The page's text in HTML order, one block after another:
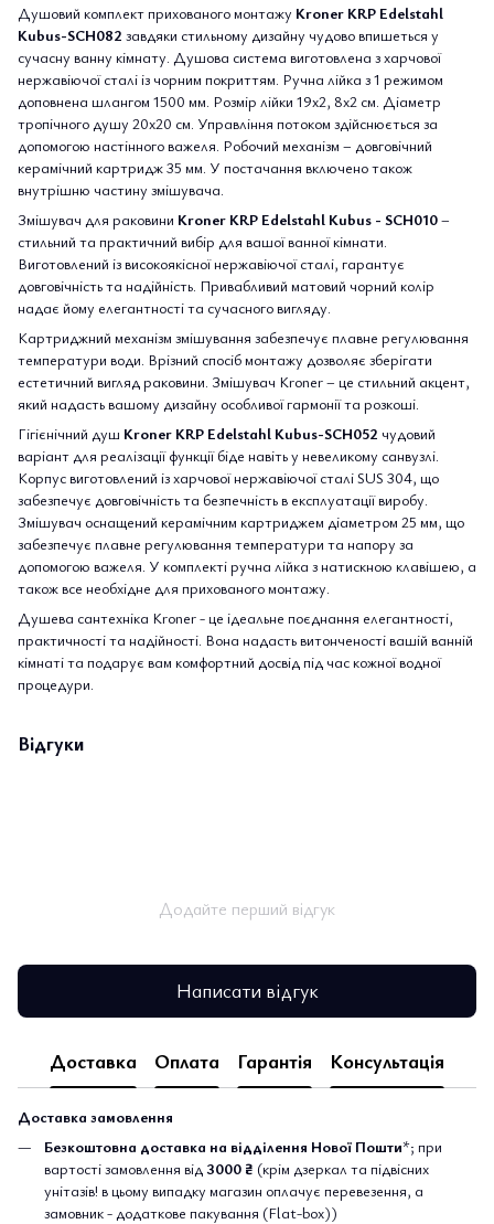
Душовий комплект прихованого монтажу Kroner KRP Edelstahl
Kubus-SCH082 завдяки стильному дизайну чудово впишеться у
сучасну ванну кімнату. Душова система виготовлена з харчової
нержавіючої сталі із чорним покриттям. Ручна лійка з 1 режимом
доповнена шлангом 1500 мм. Розмір лійки 19х2, 8х2 см. Діаметр
тропічного душу 20х20 см. Управління потоком здійснюється за
допомогою настінного важеля. Робочий механізм – довговічний
керамічний картридж 35 мм. У постачання включено також
внутрішню частину змішувача.
Змішувач для раковини Kroner KRP Edelstahl Kubus - SCH010–
стильний та практичний вибір для вашої ванної кімнати.
Виготовлений із високоякісної нержавіючої сталі, гарантує
довговічність та надійність. Привабливий матовий чорний колір
надає йому елегантності та сучасного вигляду.
Картриджний механізм змішування забезпечує плавне регулювання
температури води. Врізний спосіб монтажу дозволяє зберігати
естетичний вигляд раковини. Змішувач Kroner – це стильний акцент,
який надасть вашому дизайну особливої гармонії та розкоші.
Гігієнічний душ Kroner KRP Edelstahl Kubus-SCH052 чудовий
варіант для реалізації функції біде навіть у невеликому санвузлі.
Корпус виготовлений із харчової нержавіючої сталі SUS 304, що
забезпечує довговічність та безпечність в експлуатації виробу.
Змішувач оснащений керамічним картриджем діаметром 25 мм, що
забезпечує плавне регулювання температури та напору за
допомогою важеля. У комплекті ручна лійка з натискною клавішею, а
також все необхідне для прихованого монтажу.
Душева сантехніка Kroner - це ідеальне поєднання елегантності,
практичності та надійності. Вона надасть витонченості вашій ванній
кімнаті та подарує вам комфортний досвід під час кожної водної
процедури.
Відгуки
Додайте перший відгук
Написати відгук
Доставка Оплата Гарантія Консультація
Доставка замовлення
Безкоштовна доставка на відділення Нової Пошти*; при
вартості замовлення від 3000 ₴ (крім дзеркал та підвісних
унітазів! в цьому випадку магазин оплачує перевезення, а
замовник - додаткове пакування (Flat-box))